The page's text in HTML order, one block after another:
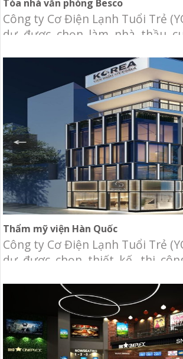
Tòa nhà văn phòng Besco
Công ty Cơ Điện Lạnh Tuổi Trẻ
dự được chọn làm nhà thầu
phòng Besco. Chủ đầu tư: Công
Dịch Vụ Công Ích TNXP Địa
Nguyễn Trãi, Phường 3, Quận 5,
Thẩm mỹ viện Hàn Quốc
Công ty Cơ Điện Lạnh Tuổi Trẻ
dự được chọn thiết kế, thi
Chủ đầu tư: Thẩm mỹ viện Hàn
Trần Nhật Duật, Phường Tân
HCM. Hạng mục: Thiết kế và thi